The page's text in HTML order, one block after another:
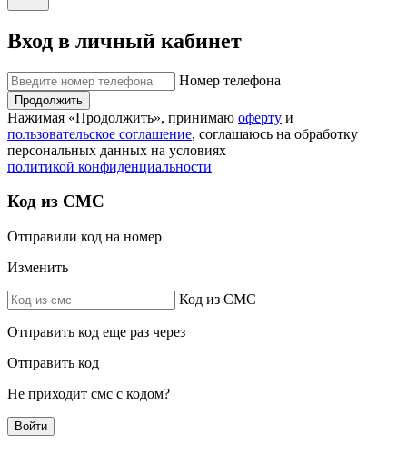
Вход в личный кабинет
Номер телефона
Продолжить
Нажимая «Продолжить», принимаю оферту и
пользовательское соглашение, соглашаюсь на обработку
персональных данных на условиях
политикой конфиденциальности
Код из СМС
Отправили код на номер
Изменить
Код из СМС
Отправить код еще раз через
Отправить код
Не приходит смс с кодом?
Войти